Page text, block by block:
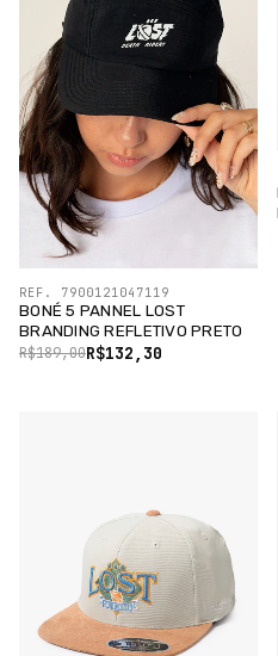
BONÉ 5 PANNEL LOST
BRANDING REFLETIVO PRETO
R$132,30
R$189,00
REF. 7900121047119